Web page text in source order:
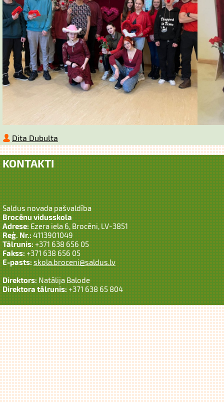
Dita Dubulta
KONTAKTI
Saldus novada pašvaldība
Brocēnu vidusskola
Adrese:Ezera iela 6, Brocēni, LV-3851
Reģ. Nr.:4113901049
Tālrunis:+371 638 656 05
Fakss:+371 638 656 05
E-pasts:skola.broceni@saldus.lv
Direktors:Natālija Balode
Direktora tālrunis:+371 638 65 804